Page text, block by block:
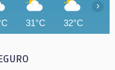
31°C 32°C
›